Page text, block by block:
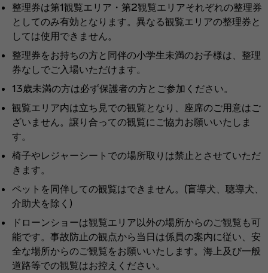
整理券は第1観覧エリア・第2観覧エリアそれぞれの整理券
としてのみ有効となります。異なる観覧エリアの整理券と
しては使用できません。​
整理券をお持ちの方と同伴の小学生未満のお子様は、整理
券なしでご入場いただけます。​
13歳未満の方は必ず保護者の方とご参加ください。​
観覧エリア内は立ち見での観覧となり、座席のご用意はご
ざいません。譲り合っての観覧にご協力お願いいたしま
す。​
椅子やレジャーシートでの場所取りは禁止とさせていただ
きます。​
ペットを同伴しての観覧はできません。(盲導犬、聴導犬、
介助犬を除く)​
ドローンショーは観覧エリア以外の場所からのご観覧も可
能です。事故防止の観点から当日は係員の案内に従い、安
全な場所からのご観覧をお願いいたします。海上及び一般
道路等での観覧はお控えください。​